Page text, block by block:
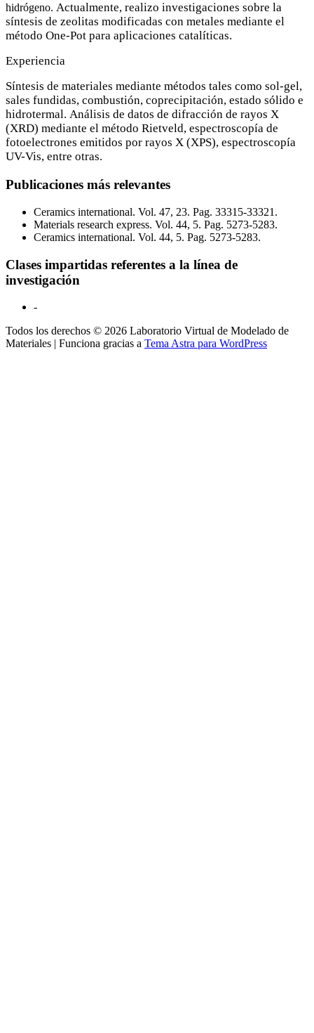
hidrógeno. Actualmente, realizo investigaciones sobre la
síntesis de zeolitas modificadas con metales mediante el
método One-Pot para aplicaciones catalíticas.
Experiencia
Síntesis de materiales mediante métodos tales como sol-gel,
sales fundidas, combustión, coprecipitación, estado sólido e
hidrotermal. Análisis de datos de difracción de rayos X
(XRD) mediante el método Rietveld, espectroscopía de
fotoelectrones emitidos por rayos X (XPS), espectroscopía
UV-Vis, entre otras.
Publicaciones más relevantes
Ceramics international. Vol. 47, 23. Pag. 33315-33321.
Materials research express. Vol. 44, 5. Pag. 5273-5283.
Ceramics international. Vol. 44, 5. Pag. 5273-5283.
Clases impartidas referentes a la línea de
investigación
-
Todos los derechos © 2026 Laboratorio Virtual de Modelado de
Materiales | Funciona gracias a Tema Astra para WordPress